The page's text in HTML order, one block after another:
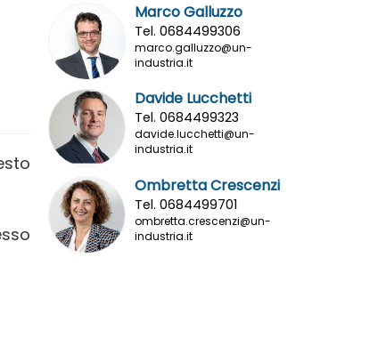
Marco Galluzzo
Tel. 0684499306
marco.galluzzo@un-
industria.it
Davide Lucchetti
Tel. 0684499323
davide.lucchetti@un-
industria.it
Ombretta Crescenzi
Tel. 0684499701
ombretta.crescenzi@un-
industria.it